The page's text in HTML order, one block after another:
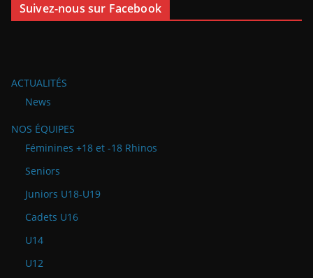
Suivez-nous sur Facebook
ACTUALITÉS
News
NOS ÉQUIPES
Féminines +18 et -18 Rhinos
Seniors
Juniors U18-U19
Cadets U16
U14
U12